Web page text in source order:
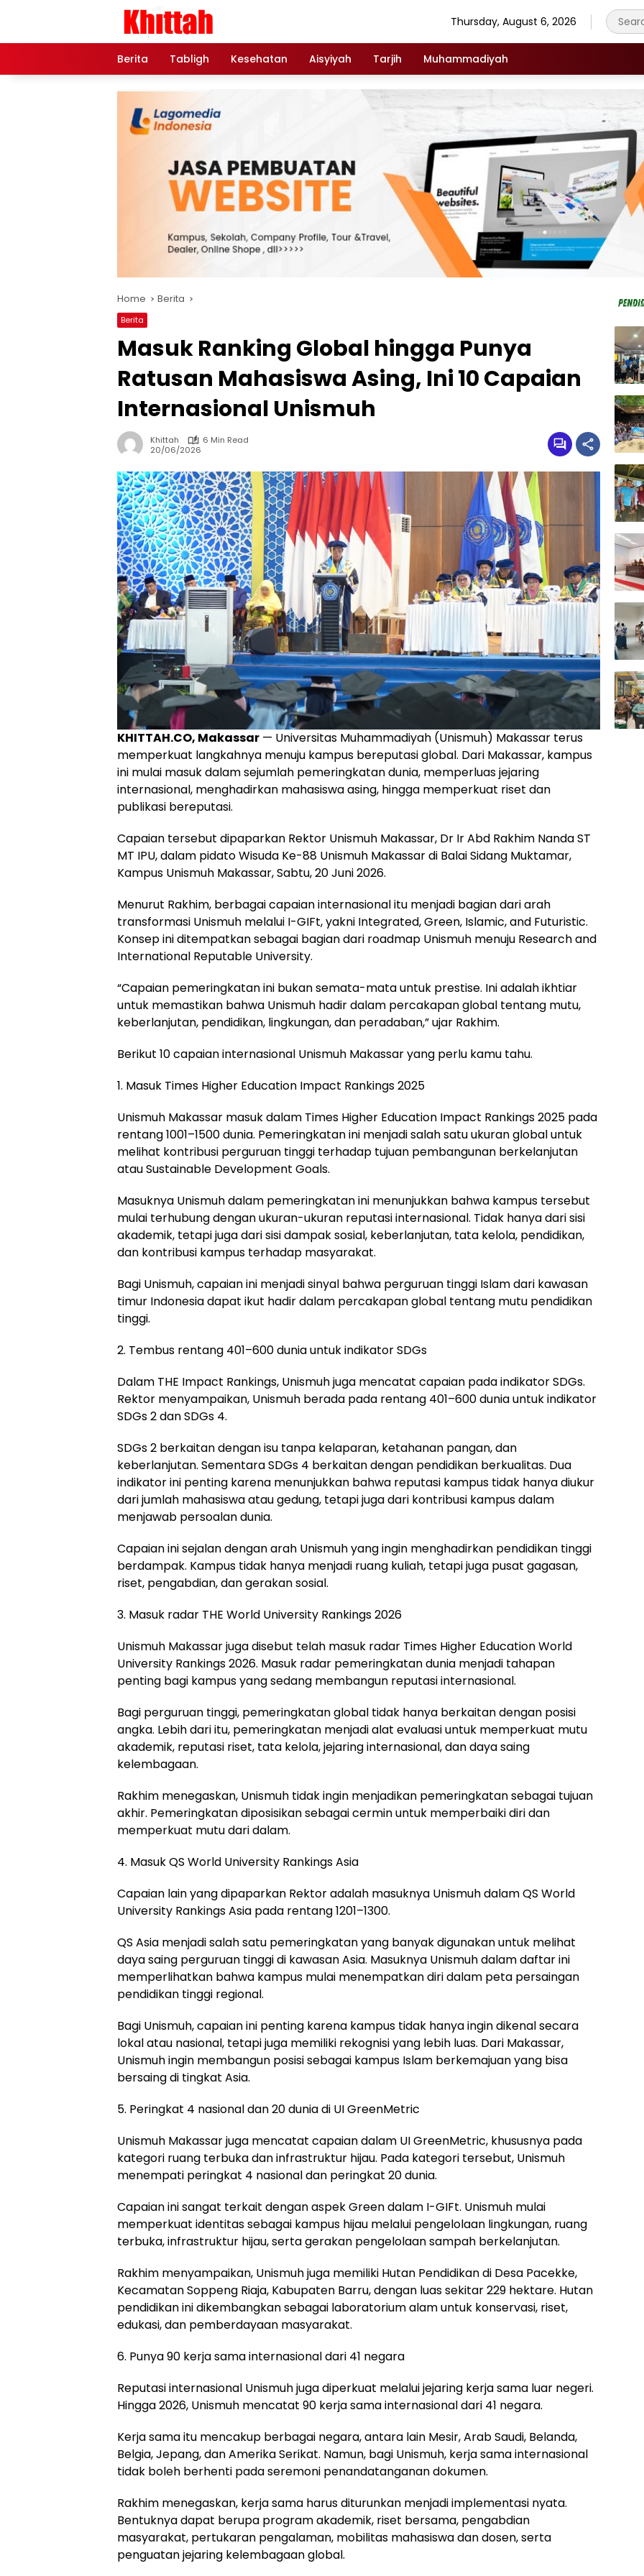
Thursday, August 6, 2026
Berita Tabligh Kesehatan Aisyiyah Tarjih Muhammadiyah
Home Berita
Berita
Masuk Ranking Global hingga Punya
Ratusan Mahasiswa Asing, Ini 10 Capaian
Internasional Unismuh
Khittah
6 Min Read
20/06/2026
KHITTAH.CO, Makassar — Universitas Muhammadiyah (Unismuh) Makassar terus
memperkuat langkahnya menuju kampus bereputasi global. Dari Makassar, kampus
ini mulai masuk dalam sejumlah pemeringkatan dunia, memperluas jejaring
internasional, menghadirkan mahasiswa asing, hingga memperkuat riset dan
publikasi bereputasi.
Capaian tersebut dipaparkan Rektor Unismuh Makassar, Dr Ir Abd Rakhim Nanda ST
MT IPU, dalam pidato Wisuda Ke-88 Unismuh Makassar di Balai Sidang Muktamar,
Kampus Unismuh Makassar, Sabtu, 20 Juni 2026.
Menurut Rakhim, berbagai capaian internasional itu menjadi bagian dari arah
transformasi Unismuh melalui I-GIFt, yakni Integrated, Green, Islamic, and Futuristic.
Konsep ini ditempatkan sebagai bagian dari roadmap Unismuh menuju Research and
International Reputable University.
“Capaian pemeringkatan ini bukan semata-mata untuk prestise. Ini adalah ikhtiar
untuk memastikan bahwa Unismuh hadir dalam percakapan global tentang mutu,
keberlanjutan, pendidikan, lingkungan, dan peradaban,” ujar Rakhim.
Berikut 10 capaian internasional Unismuh Makassar yang perlu kamu tahu.
1. Masuk Times Higher Education Impact Rankings 2025
Unismuh Makassar masuk dalam Times Higher Education Impact Rankings 2025 pada
rentang 1001–1500 dunia. Pemeringkatan ini menjadi salah satu ukuran global untuk
melihat kontribusi perguruan tinggi terhadap tujuan pembangunan berkelanjutan
atau Sustainable Development Goals.
Masuknya Unismuh dalam pemeringkatan ini menunjukkan bahwa kampus tersebut
mulai terhubung dengan ukuran-ukuran reputasi internasional. Tidak hanya dari sisi
akademik, tetapi juga dari sisi dampak sosial, keberlanjutan, tata kelola, pendidikan,
dan kontribusi kampus terhadap masyarakat.
Bagi Unismuh, capaian ini menjadi sinyal bahwa perguruan tinggi Islam dari kawasan
timur Indonesia dapat ikut hadir dalam percakapan global tentang mutu pendidikan
tinggi.
2. Tembus rentang 401–600 dunia untuk indikator SDGs
Dalam THE Impact Rankings, Unismuh juga mencatat capaian pada indikator SDGs.
Rektor menyampaikan, Unismuh berada pada rentang 401–600 dunia untuk indikator
SDGs 2 dan SDGs 4.
SDGs 2 berkaitan dengan isu tanpa kelaparan, ketahanan pangan, dan
keberlanjutan. Sementara SDGs 4 berkaitan dengan pendidikan berkualitas. Dua
indikator ini penting karena menunjukkan bahwa reputasi kampus tidak hanya diukur
dari jumlah mahasiswa atau gedung, tetapi juga dari kontribusi kampus dalam
menjawab persoalan dunia.
Capaian ini sejalan dengan arah Unismuh yang ingin menghadirkan pendidikan tinggi
berdampak. Kampus tidak hanya menjadi ruang kuliah, tetapi juga pusat gagasan,
riset, pengabdian, dan gerakan sosial.
3. Masuk radar THE World University Rankings 2026
Unismuh Makassar juga disebut telah masuk radar Times Higher Education World
University Rankings 2026. Masuk radar pemeringkatan dunia menjadi tahapan
penting bagi kampus yang sedang membangun reputasi internasional.
Bagi perguruan tinggi, pemeringkatan global tidak hanya berkaitan dengan posisi
angka. Lebih dari itu, pemeringkatan menjadi alat evaluasi untuk memperkuat mutu
akademik, reputasi riset, tata kelola, jejaring internasional, dan daya saing
kelembagaan.
Rakhim menegaskan, Unismuh tidak ingin menjadikan pemeringkatan sebagai tujuan
akhir. Pemeringkatan diposisikan sebagai cermin untuk memperbaiki diri dan
memperkuat mutu dari dalam.
4. Masuk QS World University Rankings Asia
Capaian lain yang dipaparkan Rektor adalah masuknya Unismuh dalam QS World
University Rankings Asia pada rentang 1201–1300.
QS Asia menjadi salah satu pemeringkatan yang banyak digunakan untuk melihat
daya saing perguruan tinggi di kawasan Asia. Masuknya Unismuh dalam daftar ini
memperlihatkan bahwa kampus mulai menempatkan diri dalam peta persaingan
pendidikan tinggi regional.
Bagi Unismuh, capaian ini penting karena kampus tidak hanya ingin dikenal secara
lokal atau nasional, tetapi juga memiliki rekognisi yang lebih luas. Dari Makassar,
Unismuh ingin membangun posisi sebagai kampus Islam berkemajuan yang bisa
bersaing di tingkat Asia.
5. Peringkat 4 nasional dan 20 dunia di UI GreenMetric
Unismuh Makassar juga mencatat capaian dalam UI GreenMetric, khususnya pada
kategori ruang terbuka dan infrastruktur hijau. Pada kategori tersebut, Unismuh
menempati peringkat 4 nasional dan peringkat 20 dunia.
Capaian ini sangat terkait dengan aspek Green dalam I-GIFt. Unismuh mulai
memperkuat identitas sebagai kampus hijau melalui pengelolaan lingkungan, ruang
terbuka, infrastruktur hijau, serta gerakan pengelolaan sampah berkelanjutan.
Rakhim menyampaikan, Unismuh juga memiliki Hutan Pendidikan di Desa Pacekke,
Kecamatan Soppeng Riaja, Kabupaten Barru, dengan luas sekitar 229 hektare. Hutan
pendidikan ini dikembangkan sebagai laboratorium alam untuk konservasi, riset,
edukasi, dan pemberdayaan masyarakat.
6. Punya 90 kerja sama internasional dari 41 negara
Reputasi internasional Unismuh juga diperkuat melalui jejaring kerja sama luar negeri.
Hingga 2026, Unismuh mencatat 90 kerja sama internasional dari 41 negara.
Kerja sama itu mencakup berbagai negara, antara lain Mesir, Arab Saudi, Belanda,
Belgia, Jepang, dan Amerika Serikat. Namun, bagi Unismuh, kerja sama internasional
tidak boleh berhenti pada seremoni penandatanganan dokumen.
Rakhim menegaskan, kerja sama harus diturunkan menjadi implementasi nyata.
Bentuknya dapat berupa program akademik, riset bersama, pengabdian
masyarakat, pertukaran pengalaman, mobilitas mahasiswa dan dosen, serta
penguatan jejaring kelembagaan global.